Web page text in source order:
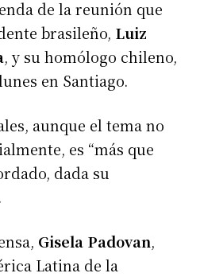
de la reunión que
brasileño, Luiz
, y su homólogo chileno,
en Santiago.
aunque el tema no
es “más que
dada su
Gisela Padovan,
Latina de la